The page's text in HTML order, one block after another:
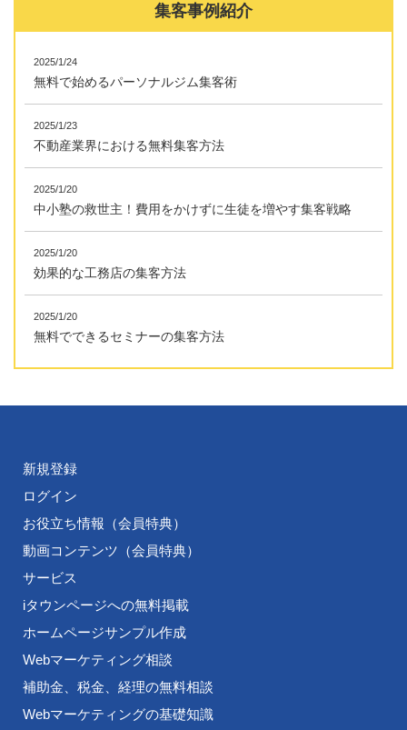
集客事例紹介
2025/1/24
無料で始めるパーソナルジム集客術
2025/1/23
不動産業界における無料集客方法
2025/1/20
中小塾の救世主！費用をかけずに生徒を増やす集客戦略
2025/1/20
効果的な工務店の集客方法
2025/1/20
無料でできるセミナーの集客方法
新規登録
ログイン
お役立ち情報（会員特典）
動画コンテンツ（会員特典）
サービス
iタウンページへの無料掲載
ホームページサンプル作成
Webマーケティング相談
補助金、税金、経理の無料相談
Webマーケティングの基礎知識